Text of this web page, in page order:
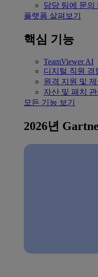
담당 팀에 문의
플랫폼 살펴보기
핵심 기능
TeamViewer AI
디지털 직원 경
원격 지원 및 제
자산 및 패치 관
모든 기능 보기
2026년